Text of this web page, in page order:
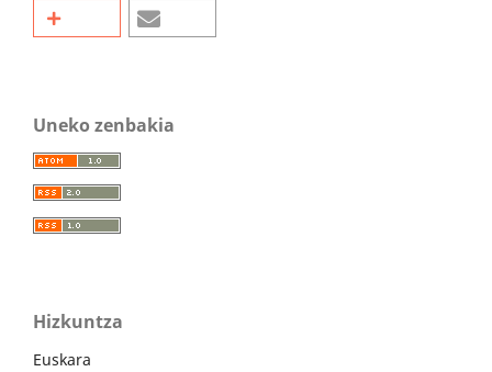
Uneko zenbakia
Hizkuntza
Euskara